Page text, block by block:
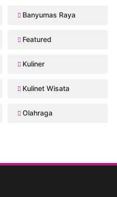
Banyumas Raya
Featured
Kuliner
Kulinet Wisata
Olahraga